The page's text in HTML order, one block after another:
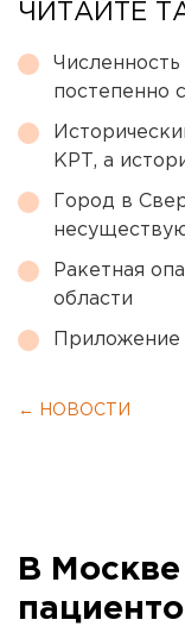
ЧИТАЙТЕ
постепенно
КРТ, а
Город в
Ракетная
области
← НОВОСТИ
В Москве